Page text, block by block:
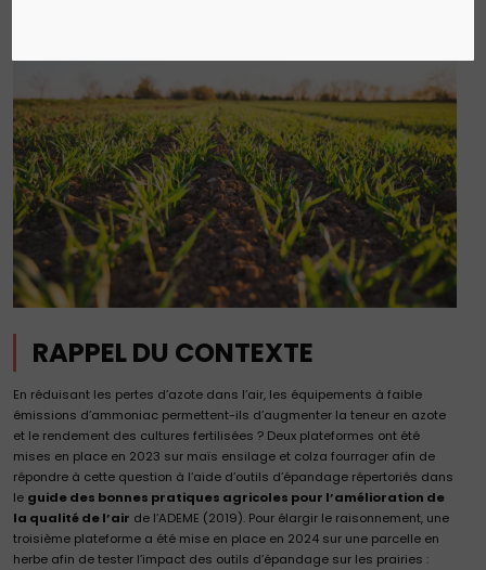
RAPPEL DU CONTEXTE
En réduisant les pertes d’azote dans l’air, les équipements à faible
émissions d’ammoniac permettent-ils d’augmenter la teneur en azote
et le rendement des cultures fertilisées ? Deux plateformes ont été
mises en place en 2023 sur maïs ensilage et colza fourrager afin de
répondre à cette question à l’aide d’outils d’épandage répertoriés dans
le guide des bonnes pratiques agricoles pour l’amélioration de
la qualité de l’air de l’ADEME (2019). Pour élargir le raisonnement, une
troisième plateforme a été mise en place en 2024 sur une parcelle en
herbe afin de tester l’impact des outils d’épandage sur les prairies :